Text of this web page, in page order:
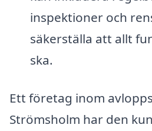
inspektioner och
säkerställa att allt
ska.
Ett företag inom
Strömsholm har den